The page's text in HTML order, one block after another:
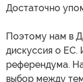
Достаточно
Поэтому нам в
дискуссия о ЕС.
референдума.
выбор между